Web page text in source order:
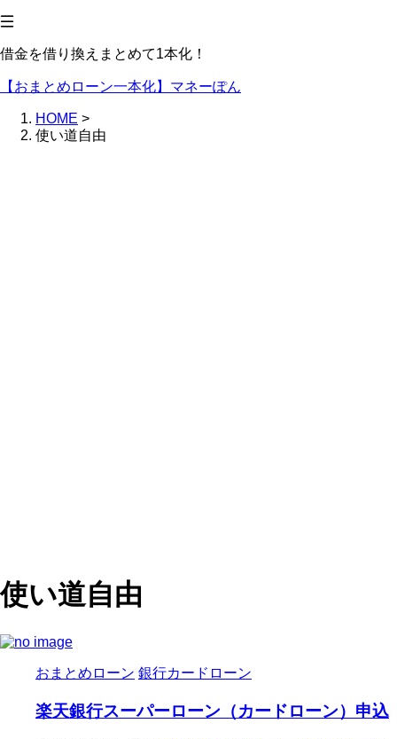
借金を借り換えまとめて1本化！
【おまとめローン一本化】マネーぽん
HOME >
使い道自由
使い道自由
おまとめローン 銀行カードローン
楽天銀行スーパーローン（カードローン）申込